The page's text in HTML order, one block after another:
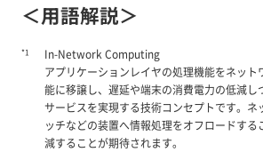
＜用語解説＞
*1
In-Network Computing
アプリケーションレイヤの処理機能をネット
能に移譲し、遅延や端末の消費電力の低減し
サービスを実現する技術コンセプトです。ネ
ッチなどの装置へ情報処理をオフロードす
減することが期待されます。